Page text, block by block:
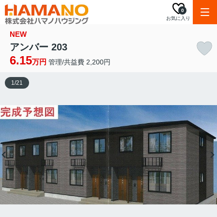
お気に入り
0
NEW
アンバー 203
6.15万円 管理/共益費 2,200円
1/21